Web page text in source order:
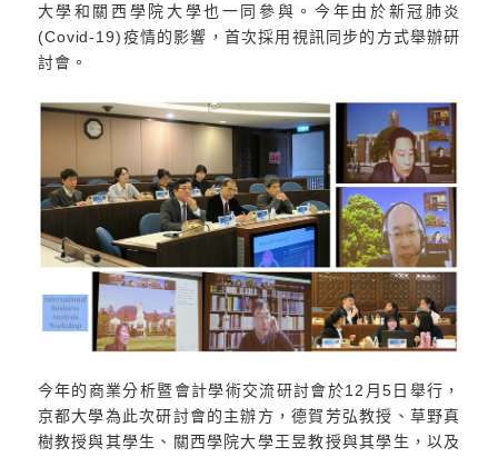
大學和關西學院大學也一同參與。今年由於新冠肺炎
(Covid-19)疫情的影響，首次採用視訊同步的方式舉辦研
討會。
今年的商業分析暨會計學術交流研討會於12月5日舉行，
京都大學為此次研討會的主辦方，德賀芳弘教授、草野真
樹教授與其學生、關西學院大學王昱教授與其學生，以及